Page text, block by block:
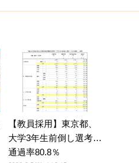
【教員採用】東京都、
大学3年生前倒し選考…
通過率80.8％